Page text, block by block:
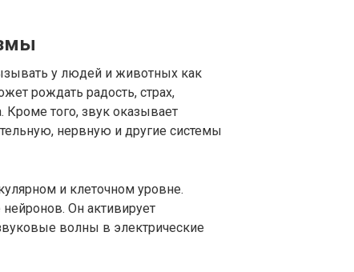
у людей и животных как
рождать радость, страх,
Кроме того, звук оказывает
нервную и другие системы
и клеточном уровне.
Он активирует
волны в электрические